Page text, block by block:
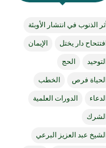
أثر الذنوب في انتشار الأوبئة
افتتحاح دار يختل الإيمان
التوحيد الحج
الحياة فرص الخطب
الدعاء الدورات العلمية
الشرك
الشيخ عبد العزيز البرعي